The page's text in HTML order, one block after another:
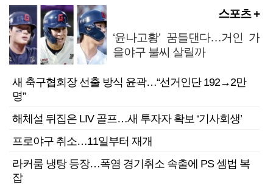
스포츠 +
‘윤나고황’ 꿈틀댄다…거인 가
을야구 불씨 살릴까
새 축구협회장 선출 방식 윤곽…“선거인단 192→2만
명”
해체설 뒤집은 LIV 골프…새 투자자 확보 ‘기사회생’
프로야구 취소…11일부터 재개
라커룸 냉탕 등장…폭염 경기취소 속출에 PS 셈법 복
잡